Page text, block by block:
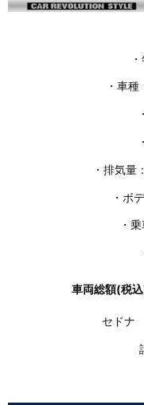
・車
・排気
・ボ
・
車両総額(税込
セドナ